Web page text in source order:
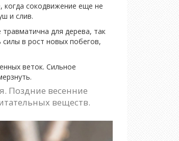
когда сокодвижение еще не
и слив.
для дерева, так
силы в рост новых побегов,
веток. Сильное
Поздние весенние
веществ.